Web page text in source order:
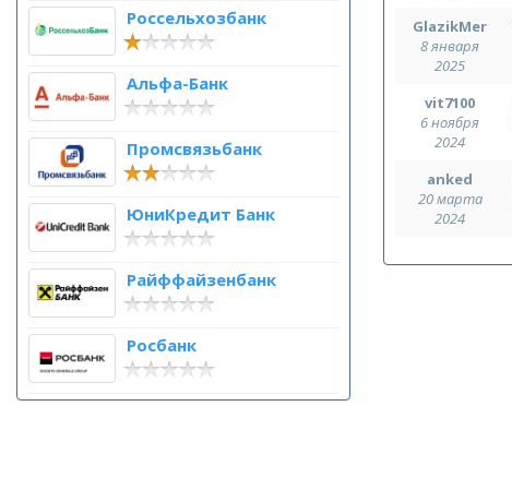
Россельхозбанк
Альфа-Банк
Промсвязьбанк
ЮниКредит Банк
Райффайзенбанк
Росбанк
GlazikMer
8 января
2025
vit7100
6 ноября
2024
anked
20 марта
2024